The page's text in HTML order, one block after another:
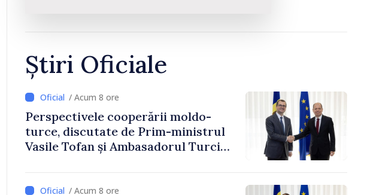
Știri Oficiale
/ Acum 8 ore
Perspectivele cooperării moldo-
turce, discutate de Prim-ministrul
Vasile Tofan și Ambasadorul Turciei,
/ Acum 8 ore